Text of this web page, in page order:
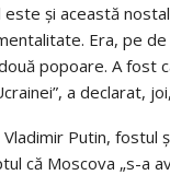
şi această
Era, pe
popoare. A fost
a declarat,
Putin, fostul
că Moscova „s-a